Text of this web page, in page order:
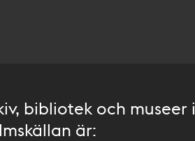
bibliotek och museer i
är: